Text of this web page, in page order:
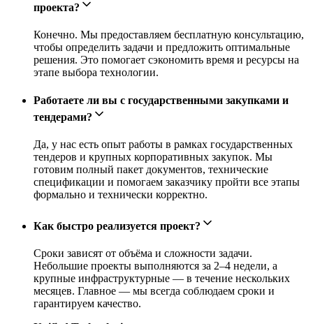
проекта?
Конечно. Мы предоставляем бесплатную консультацию,
чтобы определить задачи и предложить оптимальные
решения. Это помогает сэкономить время и ресурсы на
этапе выбора технологии.
Работаете ли вы с государственными закупками и
тендерами?
Да, у нас есть опыт работы в рамках государственных
тендеров и крупных корпоративных закупок. Мы
готовим полный пакет документов, технические
спецификации и помогаем заказчику пройти все этапы
формально и технически корректно.
Как быстро реализуется проект?
Сроки зависят от объёма и сложности задачи.
Небольшие проекты выполняются за 2–4 недели, а
крупные инфраструктурные — в течение нескольких
месяцев. Главное — мы всегда соблюдаем сроки и
гарантируем качество.